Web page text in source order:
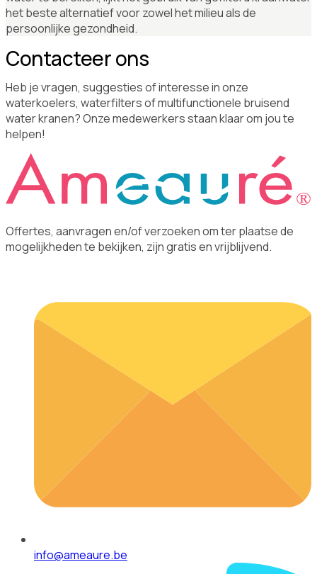
het beste alternatief voor zowel het milieu als de
persoonlijke gezondheid.
Contacteer ons
Heb je vragen, suggesties of interesse in onze
waterkoelers, waterfilters of multifunctionele bruisend
water kranen? Onze medewerkers staan klaar om jou te
helpen!
Offertes, aanvragen en/of verzoeken om ter plaatse de
mogelijkheden te bekijken, zijn gratis en vrijblijvend.
info@ameaure.be